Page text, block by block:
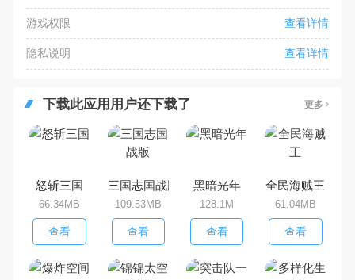
游戏权限 查看详情
隐私说明 查看详情
下载此应用用户还下载了 更多
怒斩三国
66.34MB
查看
三国志国战版
109.53MB
查看
黑暗光年
128.1M
查看
全民海贼王
61.04MB
查看